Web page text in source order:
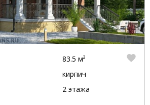
83.5 м²
кирпич
2 этажа